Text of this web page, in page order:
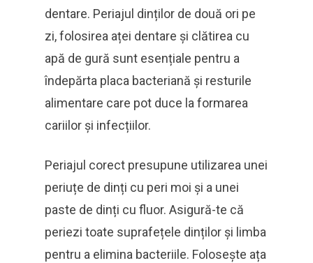
dentare. Periajul dinților de două ori pe
zi, folosirea aței dentare și clătirea cu
apă de gură sunt esențiale pentru a
îndepărta placa bacteriană și resturile
alimentare care pot duce la formarea
cariilor și infecțiilor.
Periajul corect presupune utilizarea unei
periuțe de dinți cu peri moi și a unei
paste de dinți cu fluor. Asigură-te că
periezi toate suprafețele dinților și limba
pentru a elimina bacteriile. Folosește ața